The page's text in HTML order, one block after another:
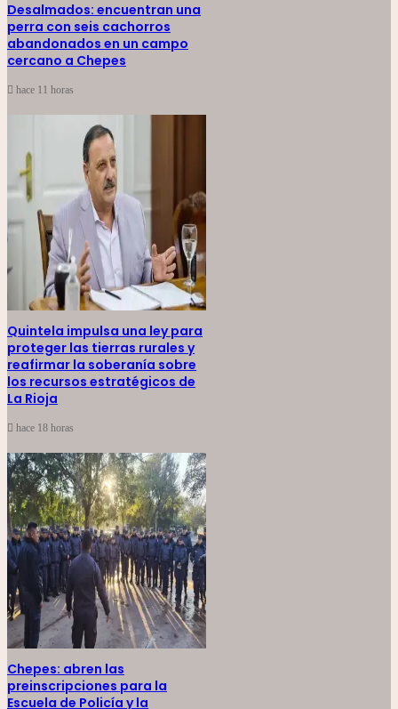
Desalmados: encuentran una
perra con seis cachorros
abandonados en un campo
cercano a Chepes
hace 11 horas
Quintela impulsa una ley para
proteger las tierras rurales y
reafirmar la soberanía sobre
los recursos estratégicos de
La Rioja
hace 18 horas
Chepes: abren las
preinscripciones para la
Escuela de Policía y la